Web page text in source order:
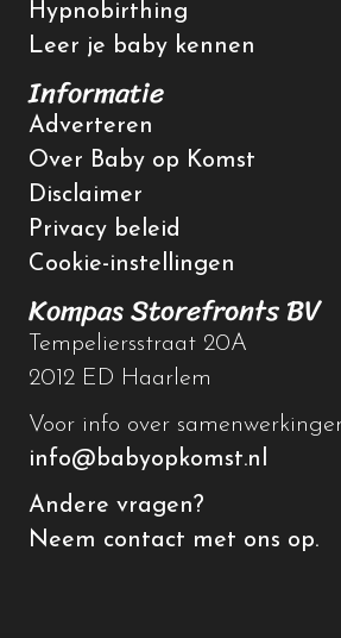
Hypnobirthing
Leer je baby kennen
Informatie
Adverteren
Over Baby op Komst
Disclaimer
Privacy beleid
Cookie-instellingen
Kompas Storefronts BV
Tempeliersstraat 20A
2012 ED Haarlem
Voor info over
info@babyopkomst.nl
Andere vragen?
Neem contact met ons op.